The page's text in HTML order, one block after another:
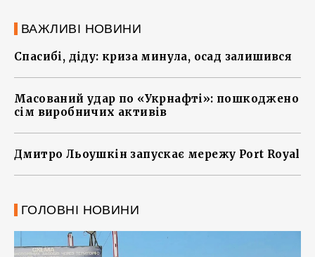
ВАЖЛИВІ НОВИНИ
Спасибі, діду: криза минула, осад залишився
Масований удар по «Укрнафті»: пошкоджено
сім виробничих активів
Дмитро Льоушкін запускає мережу Port Royal
ГОЛОВНІ НОВИНИ